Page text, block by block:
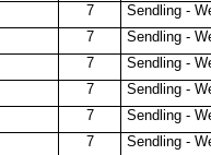
7
Sendling -
7
Sendling -
7
Sendling -
7
Sendling -
7
Sendling -
7
Sendling -